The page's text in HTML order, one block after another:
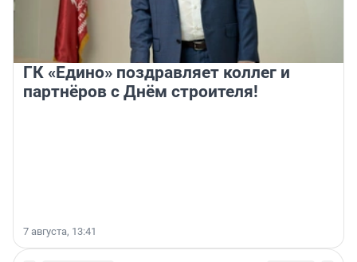
ГК «Едино» поздравляет коллег и
партнёров с Днём строителя!
7 августа, 13:41